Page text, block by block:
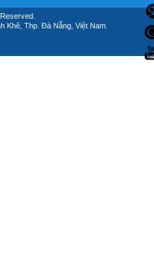
Khê, Thp. Đà Nẵng, Việt Nam.